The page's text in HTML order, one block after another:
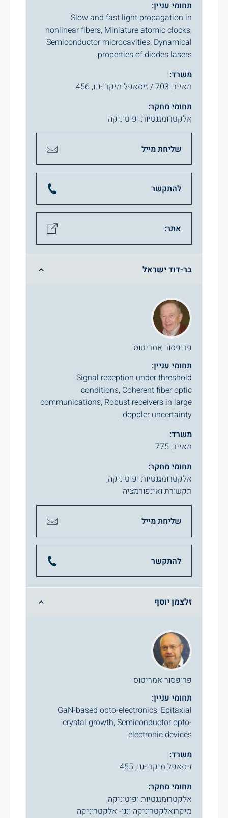
תחומי עניין:
Slow and fast light propagation in
nonlinear fibers, Miniature atomic clocks,
Semiconductor microcavities, Dynamical
properties of diodes lasers.
משרד:
מאייר, 703 / זיסאפל מיקרו-ננו, 456
תחומי מחקר:
אלקטרומגנטיות ופוטוניקה
שליחת מייל
להתקשר
אתר:
בר-דוד ישראל
פרופסור אמריטוס
תחומי עניין:
Signal reception under threshold
conditions, Coherent fiber optic
communications, Robust receivers in large
doppler uncertainty.
משרד:
מאייר, 775
תחומי מחקר:
אלקטרומגנטיות ופוטוניקה,
תקשורת ואינפורמציה
שליחת מייל
להתקשר
זלצמן יוסף
פרופסור אמריטוס
תחומי עניין:
GaN-based opto-electronics, Epitaxial
crystal growth, Semiconductor opto-
electronic devices.
משרד:
זיסאפל מיקרו-ננו, 455
תחומי מחקר:
אלקטרומגנטיות ופוטוניקה,
מיקרואלקטרוניקה וננו- אלקטרוניקה